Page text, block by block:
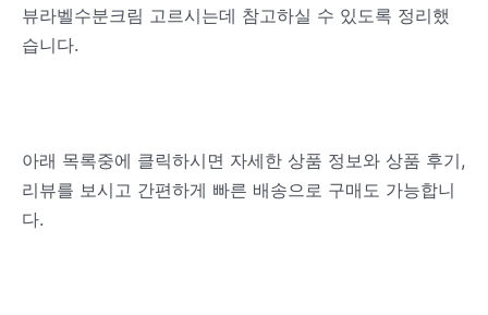
뷰라벨수분크림 고르시는데 참고하실 수 있도록 정리했
습니다.
아래 목록중에 클릭하시면 자세한 상품 정보와 상품 후기,
리뷰를 보시고 간편하게 빠른 배송으로 구매도 가능합니
다.